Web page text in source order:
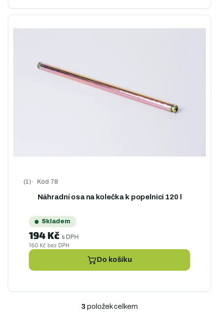
Náhradní osa na kolečka k popelnici 120 l
Průměrné hodnocení produktu je 5,0 z 5 hvězdiček.
Kód 78
Skladem
160 Kč bez DPH
194 Kč s DPH
Do košíku
O
3 položek celkem